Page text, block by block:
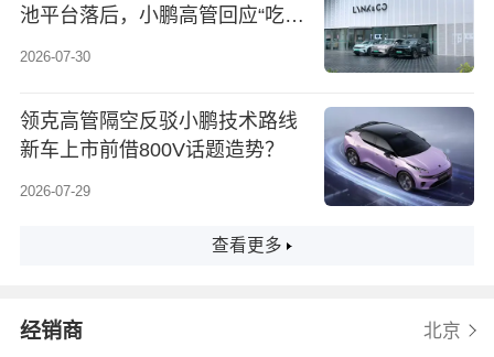
池平台落后，小鹏高管回应“吃相
2026-07-30
领克高管隔空反驳小鹏技术路线
新车上市前借800V话题造势？
2026-07-29
查看更多
经销商 北京